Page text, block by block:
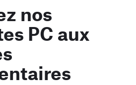
nos
PC aux